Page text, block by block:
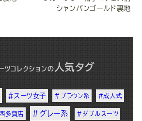
シャンパンゴールド裏地
ツコレクションの 人気タグ
#スーツ女子 #ブラウン系 #成人式
多賀店 #グレー系 #ダブルスーツ